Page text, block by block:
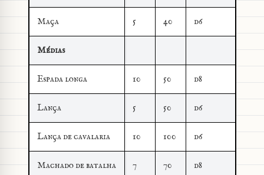
Maça 5 40 d6
Médias
Espada longa 10 50 d8
Lança 5 50 d6
Lança de cavalaria 10 100 d6
Machado de batalha 7 70 d8